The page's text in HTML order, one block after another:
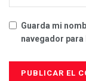
Guarda mi
navegador